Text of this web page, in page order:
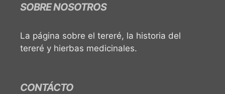
SOBRE NOSOTROS
La página sobre el tereré, la historia del
tereré y hierbas medicinales.
CONTÁCTO